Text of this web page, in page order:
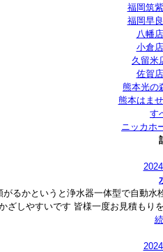
福岡筑
福岡早
八幡
小倉
久留米
佐賀
熊本光の
熊本はま
す
ニッカホ
るかというと浄水器一体型で自動
ざしやすいです 皆様一度お見積も